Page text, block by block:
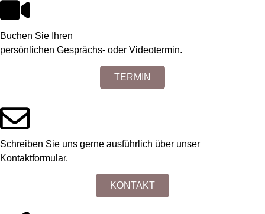
Buchen Sie Ihren
persönlichen Gesprächs- oder Videotermin.
TERMIN
Schreiben Sie uns gerne ausführlich über unser
Kontaktformular.
KONTAKT